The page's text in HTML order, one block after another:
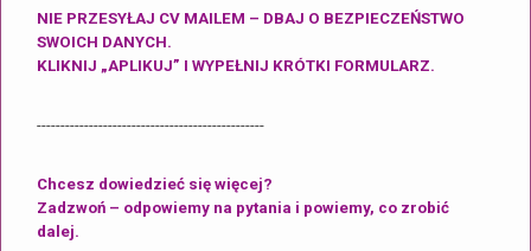
NIE PRZESYŁAJ CV MAILEM – DBAJ O BEZPIECZEŃSTWO
SWOICH DANYCH.
KLIKNIJ „APLIKUJ” I WYPEŁNIJ KRÓTKI FORMULARZ.
------------------------------------------------
Chcesz dowiedzieć się więcej?
Zadzwoń – odpowiemy na pytania i powiemy, co zrobić
dalej.